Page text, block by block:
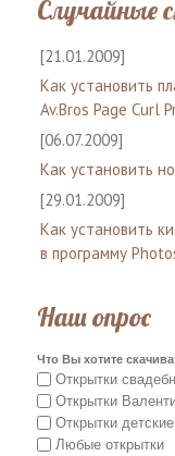
Случайные
[21.01.2009]
Как установить
Av.Bros Page Curl
[06.07.2009]
Как установить
[29.01.2009]
Как установить
в программу
Наш опрос
Что Вы хотите
Открытки
Открытки
Открытки детские
Любые открытки